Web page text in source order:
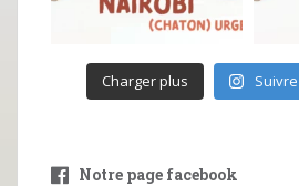
Charger plus
Notre page facebook